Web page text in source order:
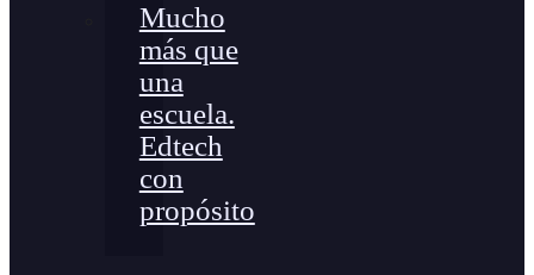
Mucho
más que
una
escuela.
Edtech
con
propósito